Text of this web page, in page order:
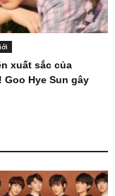
xuất sắc của
Goo Hye Sun gây